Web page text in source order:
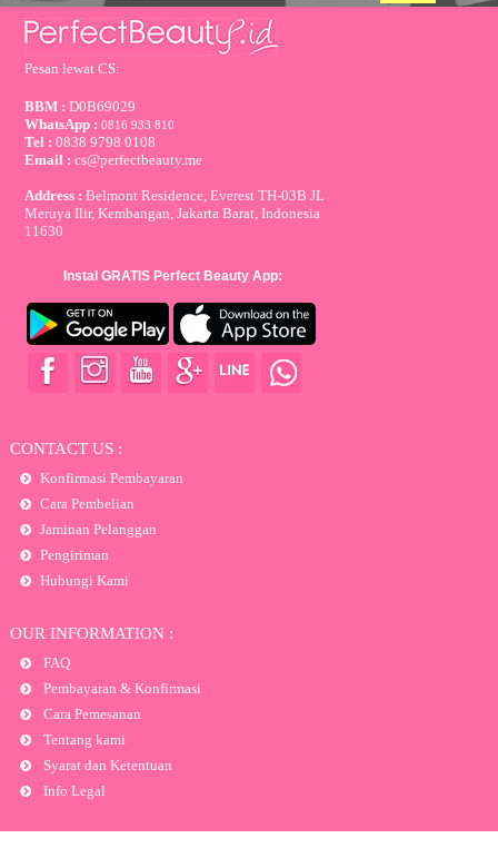
Pesan lewat CS:
BBM : D0B69029
WhatsApp :0816 933 810
Tel :0838 9798 0108
Email :cs@perfectbeauty.me
Address : Belmont Residence, Everest TH-03B JL
Meruya Ilir, Kembangan, Jakarta Barat, Indonesia
11630
Instal GRATIS Perfect Beauty App:
CONTACT US :
Konfirmasi Pembayaran
Cara Pembelian
Jaminan Pelanggan
Pengiriman
Hubungi Kami
OUR INFORMATION :
FAQ
Pembayaran & Konfirmasi
Cara Pemesanan
Tentang kami
Syarat dan Ketentuan
Info Legal